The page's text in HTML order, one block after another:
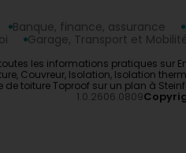
Banque, finance, assurance
Garage, Transport et
les informations pratiques sur
Couvreur, Isolation, Isolation
de toiture Toproof sur un plan à
1.0.2606.0809